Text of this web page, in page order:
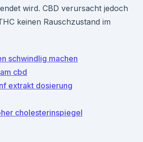
wird. CBD verursacht jedoch
keinen Rauschzustand im
schwindlig machen
cbd
extrakt dosierung
cholesterinspiegel